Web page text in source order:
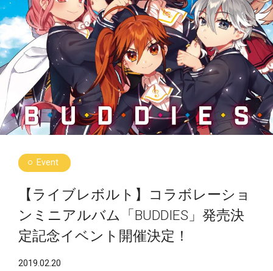
Event
【ライブレボルト】コラボレーショ
ンミニアルバム「BUDDIES」発売決
定記念イベント開催決定！
2019.02.20